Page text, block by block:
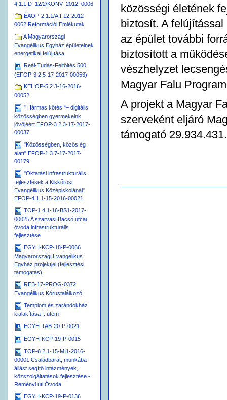
4.1.1.D–12/2/KONV–2012–0006
ÉAOP-2.1.1/A.I-12-2012-
0062 Reformációi Emlékutak
A Magyarországi
Evangélikus Egyház épületeinek
energetikai felújítása
Reál-Tudás-Feltöltés 500
(EFOP-3.2.5-17-2017-00053)
KEHOP-5.2.3-16-2016-
00052
” Hármas kötés “– digitális
közösségben gyermekeink
jövőjéért EFOP-3.2.3-17-2017-
00037
"Közösségben, közös ég
alatt" EFOP-1.3.7-17-2017-
00179
"Oktatási infrastrukturális
fejlesztések a Kiskőrösi
Evangélikus Középiskolánál"
EFOP-4.1.1-15-2016-00021
TOP-1.4.1-16-BS1-2017-
00025 A szarvasi Bacsó utcai
óvoda infrastrukturális
fejlesztése
EGYH-KCP-18-P-0066
Magyarországi Evangélikus
Egyház projektjei (fejlesztési
támogatás)
REB-17-PROG-0372
Evangélikus Kórustalálkozó
Templom és zarándokház
kialakítása I. ütem
EGYH-TAB-20-P-0021
EGYH-KCP-19-P-0015
TOP-6.2.1-15-MI1-2016-
00001 Családbarát, munkába
állást segítő intázmények,
közszolgáltatások fejlesztése -
Reményi úti Óvoda
EGYH-KCP-19-P-0136
közösségi életének
biztosít. A
az épület további
biztosított a
vészhelyzet
Magyar Falu
A projekt a Magyar
szerveként eljáró
támogató